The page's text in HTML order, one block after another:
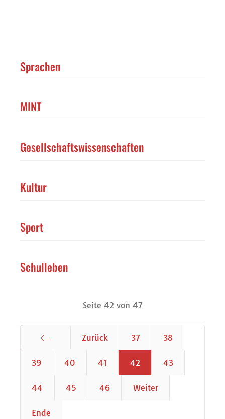
Sprachen
MINT
Gesellschaftswissenschaften
Kultur
Sport
Schulleben
Seite 42 von 47
Start
Zurück 37 38
39 40 41 42 43
44 45 46 Weiter
Ende